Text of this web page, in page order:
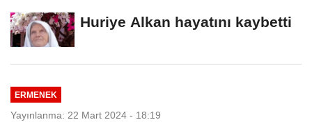
Huriye Alkan hayatını kaybetti
ERMENEK
Yayınlanma: 22 Mart 2024 - 18:19